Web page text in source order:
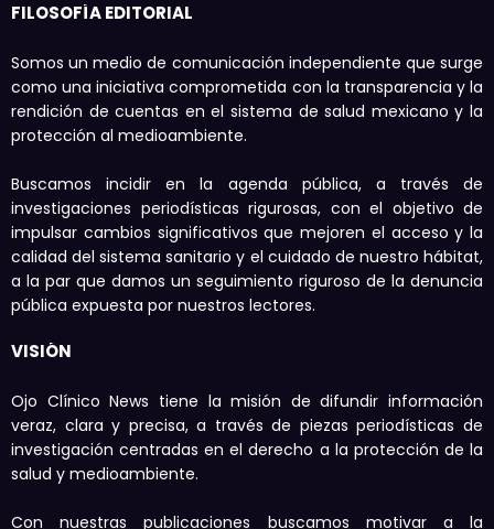
FILOSOFÍA EDITORIAL
Somos un medio de comunicación independiente que surge
como una iniciativa comprometida con la transparencia y la
rendición de cuentas en el sistema de salud mexicano y la
protección al medioambiente.
Buscamos incidir en la agenda pública, a través de
investigaciones periodísticas rigurosas, con el objetivo de
impulsar cambios significativos que mejoren el acceso y la
calidad del sistema sanitario y el cuidado de nuestro hábitat,
a la par que damos un seguimiento riguroso de la denuncia
pública expuesta por nuestros lectores.
VISIÓN
Ojo Clínico News tiene la misión de difundir información
veraz, clara y precisa, a través de piezas periodísticas de
investigación centradas en el derecho a la protección de la
salud y medioambiente.
Con nuestras publicaciones buscamos motivar a la